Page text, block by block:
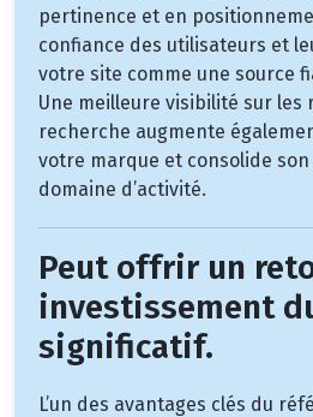
pertinence et en
confiance des utilisateurs et
votre site comme une source
Une meilleure visibilité sur les
recherche augmente
votre marque et consolide
domaine d’activité.
Peut offrir un
investissement
significatif.
L’un des avantages clés du